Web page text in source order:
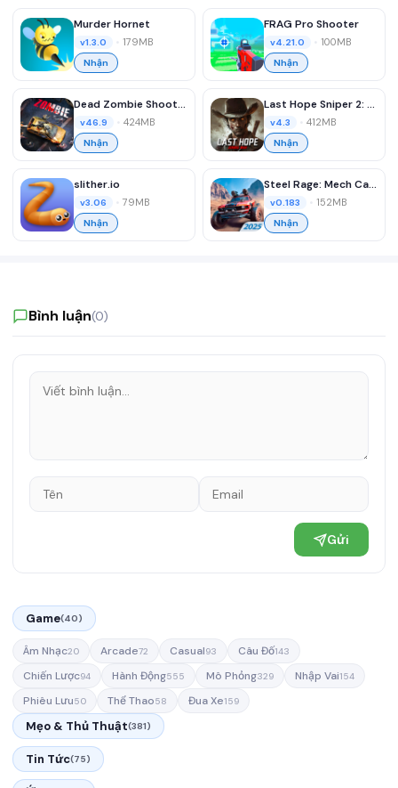
Murder Hornet
v1.3.0 179MB
Nhận
FRAG Pro Shooter
v4.21.0 100MB
Nhận
Dead Zombie Shooter: Survival
v46.9 424MB
Nhận
Last Hope Sniper 2: Zombie War
v4.3 412MB
Nhận
slither.io
v3.06 79MB
Nhận
Steel Rage: Mech Cars PvP War
v0.183 152MB
Nhận
Bình luận(0)
Gửi
Game(40)
Âm Nhạc20 Arcade72 Casual93 Câu Đố143
Chiến Lược94 Hành Động555 Mô Phỏng329 Nhập Vai154
Phiêu Lưu50 Thể Thao58 Đua Xe159
Mẹo & Thủ Thuật(381)
Tin Tức(75)